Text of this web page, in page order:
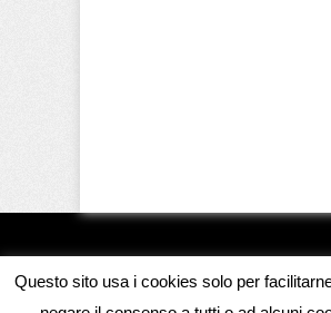
Questo sito usa i cookies solo per